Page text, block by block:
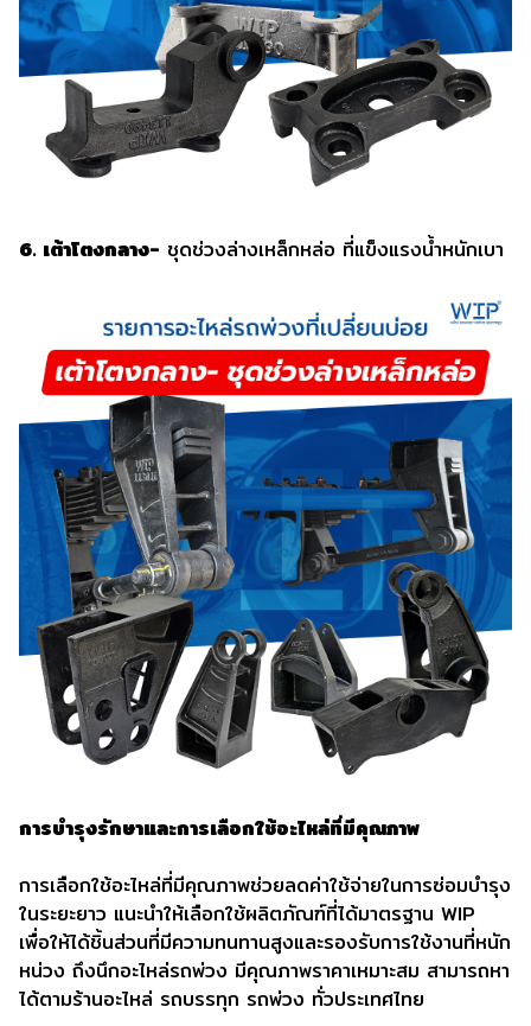
6. เต้าโตงกลาง- ชุดช่วงล่างเหล็กหล่อ ที่แข็งแรงน้ำหนักเบา
การบำรุงรักษาและการเลือกใช้อะไหล่ที่มีคุณภาพ
การเลือกใช้อะไหล่ที่มีคุณภาพช่วยลดค่าใช้จ่ายในการซ่อมบำรุง
ในระยะยาว แนะนำให้เลือกใช้ผลิตภัณฑ์ที่ได้มาตรฐาน WIP
เพื่อให้ได้ชิ้นส่วนที่มีความทนทานสูงและรองรับการใช้งานที่หนัก
หน่วง ถึงนึกอะไหล่รถพ่วง มีคุณภาพราคาเหมาะสม สามารถหา
ได้ตามร้านอะไหล่ รถบรรทุก รถพ่วง ทั่วประเทศไทย